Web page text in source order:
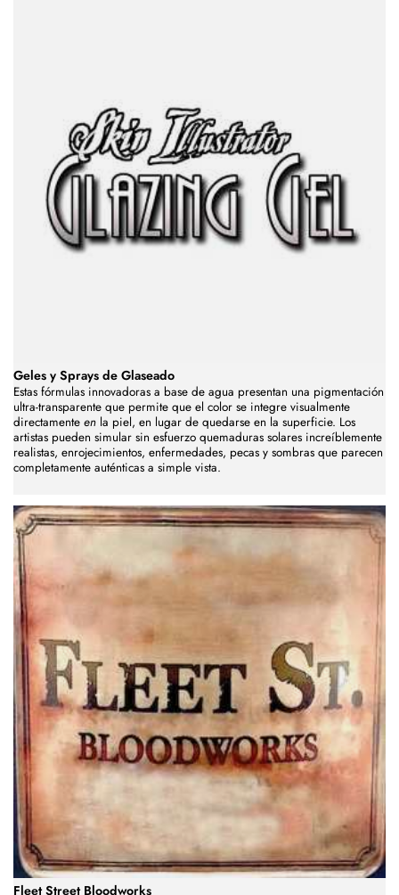
Geles y Sprays de Glaseado
Estas fórmulas innovadoras a base de agua presentan una pigmentación
ultra-transparente que permite que el color se integre visualmente
directamente en la piel, en lugar de quedarse en la superficie. Los
artistas pueden simular sin esfuerzo quemaduras solares increíblemente
realistas, enrojecimientos, enfermedades, pecas y sombras que parecen
completamente auténticas a simple vista.
Fleet Street Bloodworks